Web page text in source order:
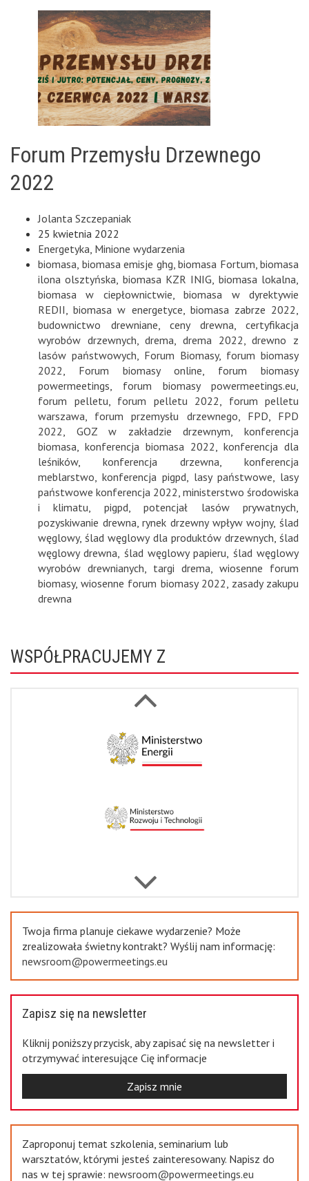
Forum Przemysłu Drzewnego
2022
Jolanta Szczepaniak
25 kwietnia 2022
Energetyka, Minione wydarzenia
biomasa, biomasa emisje ghg, biomasa Fortum, biomasa
ilona olsztyńska, biomasa KZR INIG, biomasa lokalna,
biomasa w ciepłownictwie,biomasa w dyrektywie
REDII,biomasa w energetyce, biomasa zabrze 2022,
budownictwo drewniane, ceny drewna, certyfikacja
wyrobów drzewnych,drema,drema 2022,drewno z
lasów państwowych, Forum Biomasy, forum biomasy
2022, Forum biomasy online, forum biomasy
powermeetings, forum biomasy powermeetings.eu,
forum pelletu, forum pelletu 2022, forum pelletu
warszawa, forum przemysłu drzewnego, FPD, FPD
2022, GOZ w zakładzie drzewnym,konferencja
biomasa, konferencja biomasa 2022, konferencja dla
leśników, konferencja drzewna, konferencja
meblarstwo, konferencja pigpd, lasy państwowe, lasy
państwowe konferencja 2022, ministerstwo środowiska
i klimatu, pigpd,potencjał lasów prywatnych,
pozyskiwanie drewna,rynek drzewny wpływ wojny,ślad
węglowy,ślad węglowy dla produktów drzewnych,ślad
węglowy drewna, ślad węglowy papieru, ślad węglowy
wyrobów drewnianych, targi drema, wiosenne forum
biomasy,wiosenne forum biomasy 2022, zasady zakupu
drewna
WSPÓŁPRACUJEMY Z
Twoja firma planuje ciekawe wydarzenie? Może
zrealizowała świetny kontrakt? Wyślij nam informację:
newsroom@powermeetings.eu
Zapisz się na newsletter
Kliknij poniższy przycisk, aby zapisać się na newsletter i
otrzymywać interesujące Cię informacje
Zapisz mnie
Zaproponuj temat szkolenia, seminarium lub
warsztatów, którymi jesteś zainteresowany. Napisz do
nas w tej sprawie: newsroom@powermeetings.eu